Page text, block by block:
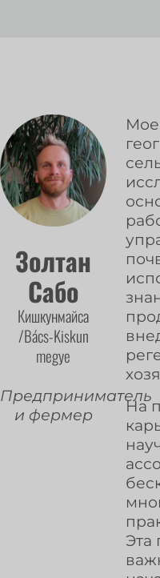
Золтан
Сабо
Кишкунмайса
/Bács-Kiskun
megye
Предприниматель
и фермер
Мое
На
Эта